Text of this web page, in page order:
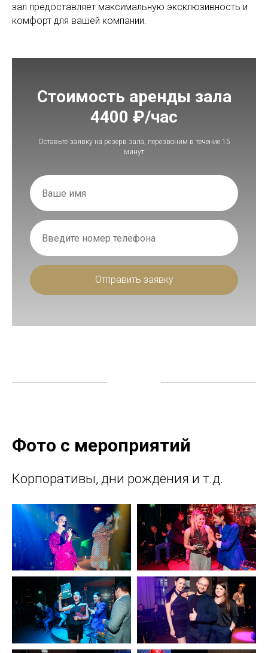
зал предоставляет максимальную эксклюзивность и
комфорт для вашей компании.
Стоимость аренды зала
4400 ₽/час
Оставьте заявку на резерв зала, перезвоним в течение 15
минут
Отправить заявку
Фото с мероприятий
Корпоративы, дни рождения и т.д.